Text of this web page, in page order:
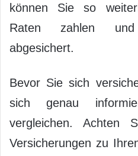
können Sie so
Raten zahlen und
abgesichert.
Bevor Sie sich
sich genau
vergleichen. Achten
Versicherungen zu